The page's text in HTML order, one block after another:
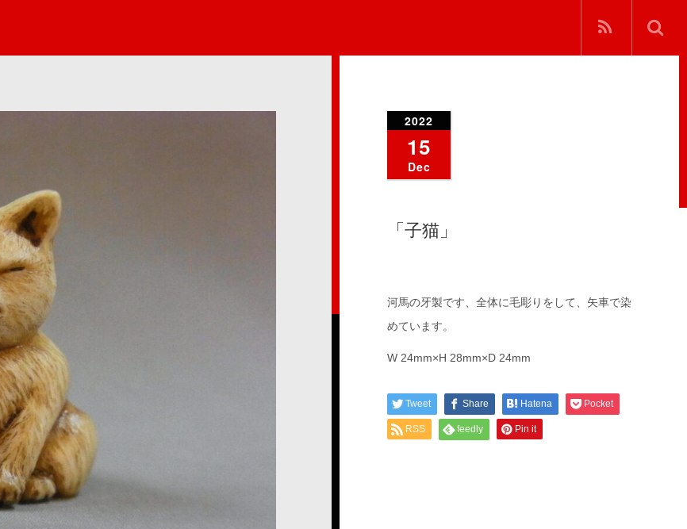
2022
15
Dec
「子猫」
河馬の牙製です、全体に毛彫りをして、矢車で染
めています。
W 24mm×H 28mm×D 24mm
Tweet Share Hatena Pocket
RSS feedly Pin it